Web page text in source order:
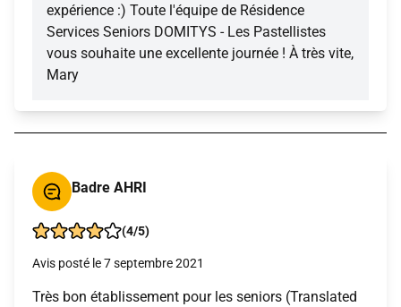
expérience :) Toute l'équipe de Résidence
Services Seniors DOMITYS - Les Pastellistes
vous souhaite une excellente journée ! À très vite,
Mary
Badre AHRI
(4/5)
Avis posté le 7 septembre 2021
Très bon établissement pour les seniors (Translated